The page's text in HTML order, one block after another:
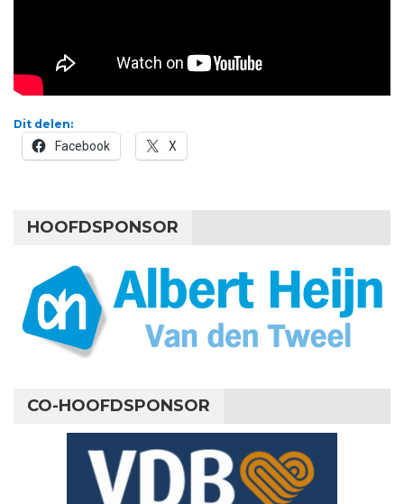
Dit delen:
Facebook X
HOOFDSPONSOR
CO-HOOFDSPONSOR